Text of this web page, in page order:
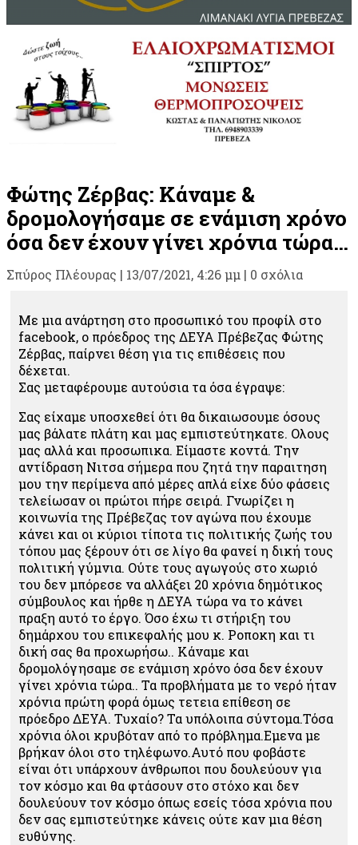
Φώτης Ζέρβας: Κάναμε &
δρομολογήσαμε σε ενάμιση χρόνο
όσα δεν έχουν γίνει χρόνια τώρα…
Σπύρος Πλέουρας | 13/07/2021, 4:26 μμ | 0 σχόλια
Με μια ανάρτηση στο προσωπικό του προφίλ στο
facebook, ο πρόεδρος της ΔΕΥΑ Πρέβεζας Φώτης
Ζέρβας, παίρνει θέση για τις επιθέσεις που
δέχεται.
Σας μεταφέρουμε αυτούσια τα όσα έγραψε:
Σας είχαμε υποσχεθεί ότι θα δικαιωσουμε όσους
μας βάλατε πλάτη και μας εμπιστεύτηκατε. Ολους
μας αλλά και προσωπικα. Είμαστε κοντά. Την
αντίδραση Νιτσα σήμερα που ζητά την παραιτηση
μου την περίμενα από μέρες απλά είχε δύο φάσεις
τελείωσαν οι πρώτοι πήρε σειρά. Γνωρίζει η
κοινωνία της Πρέβεζας τον αγώνα που έχουμε
κάνει και οι κύριοι τίποτα τις πολιτικής ζωής του
τόπου μας ξέρουν ότι σε λίγο θα φανεί η δική τους
πολιτική γύμνια. Ούτε τους αγωγούς στο χωριό
του δεν μπόρεσε να αλλάξει 20 χρόνια δημότικος
σύμβουλος και ήρθε η ΔΕΥΑ τώρα να το κάνει
πραξη αυτό το έργο. Όσο έχω τι στήριξη του
δημάρχου του επικεφαλής μου κ. Ροποκη και τι
δική σας θα προχωρήσω.. Κάναμε και
δρομολόγησαμε σε ενάμιση χρόνο όσα δεν έχουν
γίνει χρόνια τώρα.. Τα προβλήματα με το νερό ήταν
χρόνια πρώτη φορά όμως τετεια επίθεση σε
πρόεδρο ΔΕΥΑ. Τυχαίο? Τα υπόλοιπα σύντομα.Τόσα
χρόνια όλοι κρυβόταν από το πρόβλημα.Εμενα με
βρήκαν όλοι στο τηλέφωνο.Αυτό που φοβάστε
είναι ότι υπάρχουν άνθρωποι που δουλεύουν για
τον κόσμο και θα φτάσουν στο στόχο και δεν
δουλεύουν τον κόσμο όπως εσείς τόσα χρόνια που
δεν σας εμπιστεύτηκε κάνεις ούτε καν μια θέση
ευθύνης.